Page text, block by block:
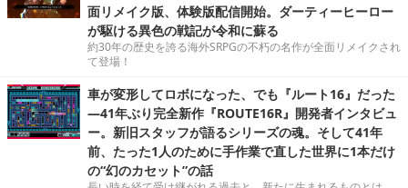
面リメイク版、体験版配信開始。ダーティーヒーロー
が駆ける異色の戦記が令和に蘇る
約30年の歴史を誇る海外SRPGの不朽の名作が全面リメイクされ
て登場！
車が変形してロボになった、でも『ルート16』だった
―41年ぶり完全新作『ROUTE16R』開発者インタビュ
ー。新旧スタッフが語るシリーズの魂。そして41年
前、たった1人のために手作業で直した世界に1本だけ
の“幻のカセット”の話